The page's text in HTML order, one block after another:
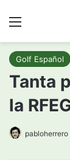
Golf Español
Tanta
la
pabloherrero